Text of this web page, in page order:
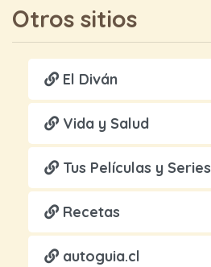
Otros sitios
El Diván
Vida y Salud
Tus Películas y Series
Recetas
autoguia.cl